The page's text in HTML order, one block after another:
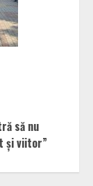
să nu
și viitor”